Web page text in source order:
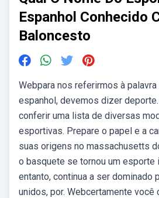
Espanhol Conhecido
Baloncesto
Webpara nos referirmos à palavra
espanhol, devemos dizer
conferir uma lista de diversas
esportivas. Prepare o papel e a
suas origens no massachusetts
o basquete se tornou um esporte
entanto, continua a ser dominado
unidos, por. Webcertamente você